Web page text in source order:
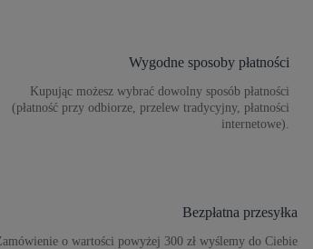
Wygodne sposoby płatności
Kupując możesz wybrać dowolny sposób płatności
(płatność przy odbiorze, przelew tradycyjny, płatności
internetowe).
Bezpłatna przesyłka
o wartości powyżej 300 zł wyślemy do Ciebie